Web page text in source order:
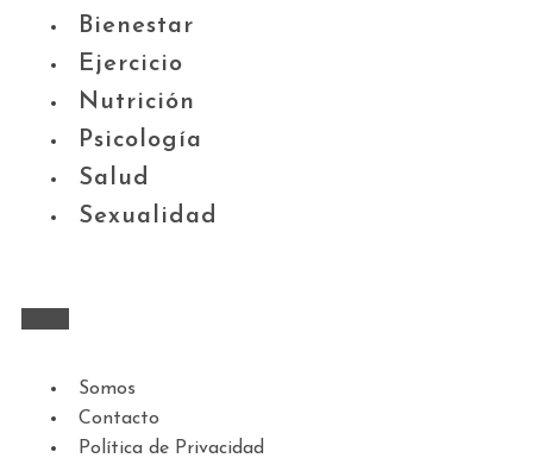
Bienestar
Ejercicio
Nutrición
Psicología
Salud
Sexualidad
Somos
Contacto
Política de Privacidad